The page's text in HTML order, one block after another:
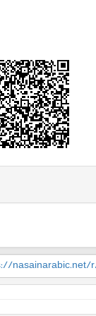
nasainarabic.net/